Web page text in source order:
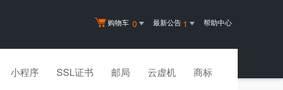
购物车 0 最新公告 1 帮助中心
小程序 SSL证书 邮局 云虚机 商标